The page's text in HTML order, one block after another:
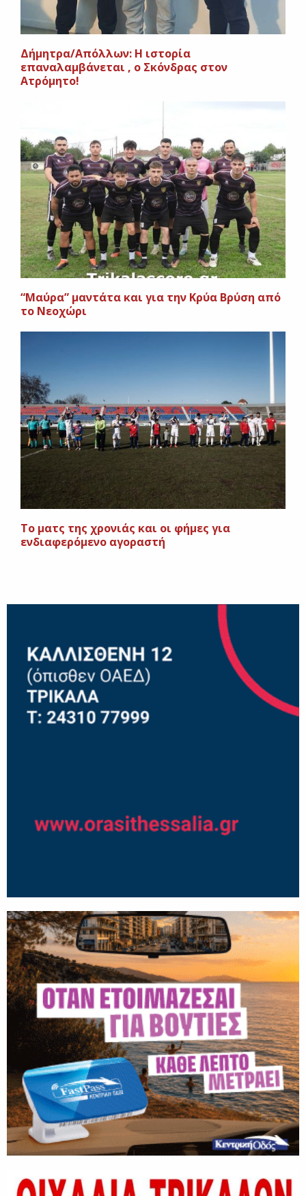
Δήμητρα/Απόλλων: Η ιστορία
επαναλαμβάνεται , ο Σκόνδρας στον
Ατρόμητο!
“Μαύρα” μαντάτα και για την Κρύα Βρύση από
το Νεοχώρι
Το ματς της χρονιάς και οι φήμες για
ενδιαφερόμενο αγοραστή